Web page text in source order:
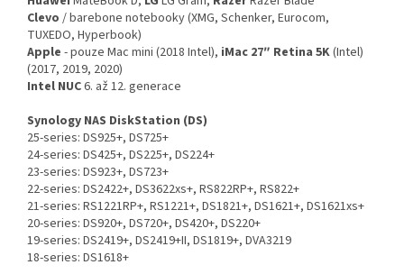
Clevo / barebone notebooky (XMG, Schenker, Eurocom,
TUXEDO, Hyperbook)
Apple - pouze Mac mini (2018 Intel), iMac 27″ Retina 5K(Intel)
(2017, 2019, 2020)
Intel NUC6. až 12. generace
Synology NAS DiskStation (DS)
25‑series: DS925+, DS725+
24‑series: DS425+, DS225+, DS224+
23‑series: DS923+, DS723+
22‑series: DS2422+, DS3622xs+, RS822RP+, RS822+
21‑series: RS1221RP+, RS1221+, DS1821+, DS1621+, DS1621xs+
20‑series: DS920+, DS720+, DS420+, DS220+
19‑series: DS2419+, DS2419+II, DS1819+, DVA3219
18‑series: DS1618+